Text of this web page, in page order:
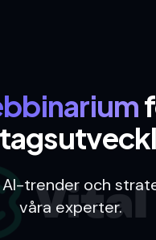
AI-trender och
våra experter.